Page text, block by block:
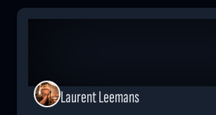
Laurent Leemans